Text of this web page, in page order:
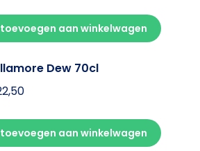
toevoegen aan winkelwagen
Dew 70cl
toevoegen aan winkelwagen